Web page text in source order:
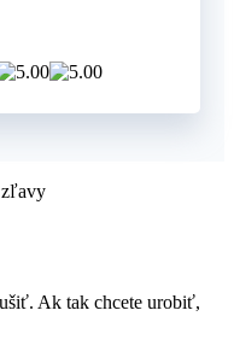
zľavy
Ak tak chcete urobiť,